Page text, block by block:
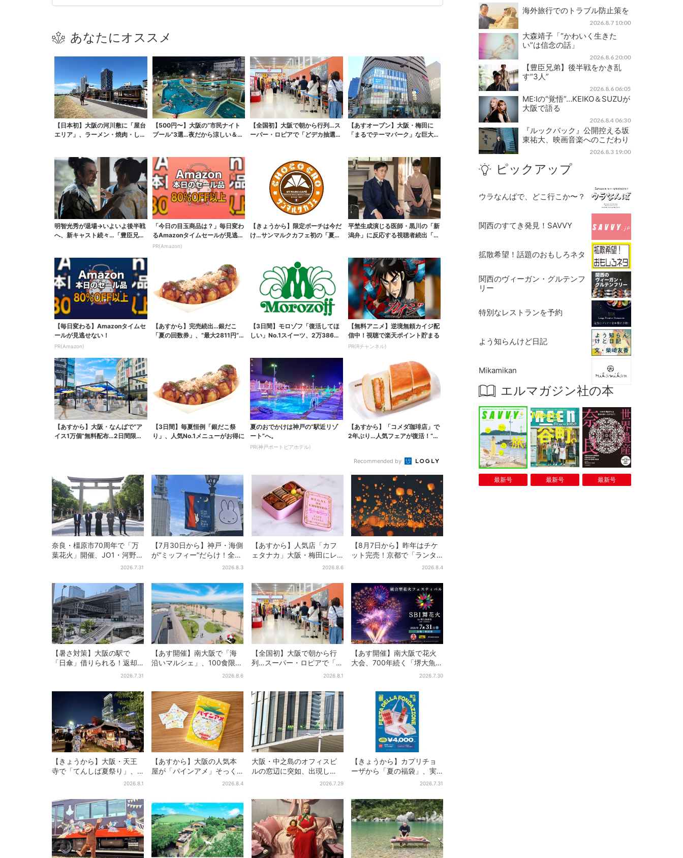
あなたにオススメ
【日本初】大阪の河川敷に「屋台
エリア」、ラーメン・焼肉・しゃ
【500円〜】大阪の“市民ナイト
プール”3選…夜だから涼しい＆コ
【全国初】大阪で朝から行列…ス
ーパー・ロピアで「どデカ抽選
【あすオープン】大阪・梅田に
「まるでテーマパーク」な巨大ス
明智光秀が退場→いよいよ後半戦
へ、新キャスト続々…「豊臣兄
「今日の目玉商品は？」毎日変わ
るAmazonタイムセールが見逃せ
ない
PR(Amazon)
【きょうから】限定ポーチは今だ
け…サンマルクカフェ初の「夏福
平埜生成演じる医師・黒川の「新
潟弁」に反応する視聴者続出「グ
【毎日変わる】Amazonタイムセ
ールが見逃せない！
PR(Amazon)
【あすから】完売続出…銀だこ
「夏の回数券」、“最大2811円”お
【3日間】モロゾフ「復活してほ
しい」No.1スイーツ、2万3865
【無料アニメ】逆境無頼カイジ配
信中！視聴で楽天ポイント貯まる
PR(Rチャンネル)
【あすから】大阪・なんばで“ア
イス1万個”無料配布…2日間限定
【3日間】毎夏恒例「銀だこ祭
り」、人気No.1メニューがお得に
夏のおでかけは神戸の”駅近リゾ
ート”へ。
PR(神戸ポートピアホテル)
【あすから】「コメダ珈琲店」で
2年ぶり…人気フェアが復活！“ハ
Recommended by
奈良・橿原市70周年で「万
葉花火」開催、JO1・河野純
喜がアンバサダーに…グルー
2026.7.31
【7月30日から】神戸・海側
が“ミッフィー”だらけ！全16
施設でパン、スイーツ、ナ
2026.8.3
【あすから】人気店「カフ
ェタナカ」大阪・梅田にレ
ア商品集結…本店人気パン＆
夏イベント
2026.8.6
【8月7日から】昨年はチケ
ット完売！京都で「ランタ
ンフェス」、最大3500の光
2026.8.4
【暑さ対策】大阪の駅で
「日傘」借りられる！返却
どこでもOK、熱中症対策に
2026.7.31
【あす開催】南大阪で「海
沿いマルシェ」、100食限定
「たこ飯」のふるまい＆キ
2026.8.6
【全国初】大阪で朝から行
列…スーパー・ロピアで「ど
デカ抽選会」、開始30分2026.8.1
【あす開催】南大阪で花火
大会、700年続く「堺大魚夜
市」のフィナーレ飾る…有料
2026.7.30
【きょうから】大阪・天王
寺で「てんしば夏祭り」、
縁日や盆踊り…涼しいスプラ
2026.8.1
【あすから】大阪の人気本
屋が「パインアメ」そっく
りのブックカバー開発、梅
2026.8.4
大阪・中之島のオフィスビ
ルの窓辺に突如、出現し
た……巨大インコ「何かい
その正体とは？
2026.7.29
【きょうから】カプリチョ
ーザから「夏の福袋」、実
質無料…？値段以上の食事券
2026.7.31
海外旅行でのトラブル防止策を
2026.8.7 10:00
大森靖子「“かわいく生きた
い”は信念の話」
2026.8.6 20:00
【豊臣兄弟】後半戦をかき乱
す“3人”
2026.8.6 06:05
ME:Iの“覚悟”…KEIKO＆SUZUが
大阪で語る
2026.8.4 06:30
『ルックバック』公開控える坂
東祐大、映画音楽へのこだわり
2026.8.3 19:00
ピックアップ
ウラなんばで、どこ行こか〜？
関西のすてき発見！SAVVY
拡散希望！話題のおもしろネタ
関西のヴィーガン・グルテンフ
リー
特別なレストランを予約
よう知らんけど日記
Mikamikan
エルマガジン社の本
最新号 最新号 最新号